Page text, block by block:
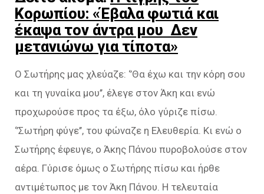
Κορωπίου: «Έβαλα φωτιά και
έκαψα τον άντρα μου Δεν
μετανιώνω για τίποτα»
Ο Σωτήρης μας χλεύαζε: ‘’Θα έχω και την κόρη σου
και τη γυναίκα μου’’, έλεγε στον Άκη και ενώ
προχωρούσε προς τα έξω, όλο γύριζε πίσω.
‘’Σωτήρη φύγε’’, του φώναζε η Ελευθερία. Κι ενώ ο
Σωτήρης έφευγε, ο Άκης Πάνου πυροβολούσε στον
αέρα. Γύρισε όμως ο Σωτήρης πίσω και ήρθε
αντιμέτωπος με τον Άκη Πάνου. Η τελευταία